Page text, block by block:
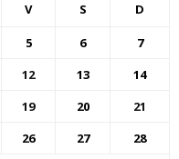
V S D
5 6
7
12 13
14
19 20
21
26 27
28